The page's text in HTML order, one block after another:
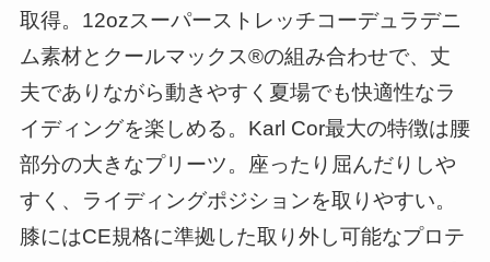
取得。12ozスーパーストレッチコーデュラデニ
ム素材とクールマックス®の組み合わせで、丈
夫でありながら動きやすく夏場でも快適性なラ
イディングを楽しめる。Karl Cor最大の特徴は腰
部分の大きなプリーツ。座ったり屈んだりしや
すく、ライディングポジションを取りやすい。
膝にはCE規格に準拠した取り外し可能なプロテ